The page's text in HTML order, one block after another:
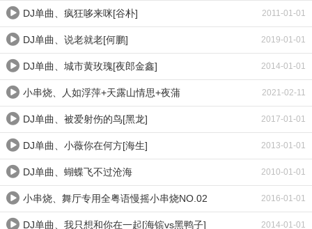
DJ单曲、疯狂哆来咪[谷朴] 2011-01-01
DJ单曲、说老就老[何鹏] 2019-01-01
DJ单曲、城市黄玫瑰[夜郎金鑫] 2014-01-01
小串烧、人如浮萍+天露山情思+夜蒲 2021-02-11
DJ单曲、被爱射伤的鸟[黑龙] 2017-01-01
DJ单曲、小薇你在何方[海生] 2013-01-01
DJ单曲、蝴蝶飞不过沧海 2010-01-01
小串烧、舞厅专用全粤语慢摇小串烧NO.02 2016-01-01
DJ单曲、我只想和你在一起[海镔vs黑鸭子] 2014-01-01